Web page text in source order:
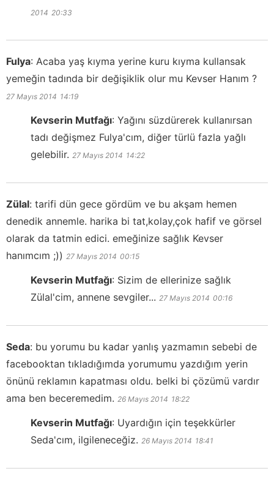
2014 20:33
Fulya: Acaba yaş kıyma yerine kuru kıyma kullansak
yemeğin tadında bir değişiklik olur mu Kevser Hanım ?
27 Mayıs 2014 14:19
Kevserin Mutfağı: Yağını süzdürerek kullanırsan
tadı değişmez Fulya'cım, diğer türlü fazla yağlı
gelebilir. 27 Mayıs 2014 14:22
Zülal: tarifi dün gece gördüm ve bu akşam hemen
denedik annemle. harika bi tat,kolay,çok hafif ve görsel
olarak da tatmin edici. emeğinize sağlık Kevser
hanımcım ;)) 27 Mayıs 2014 00:15
Kevserin Mutfağı: Sizim de ellerinize sağlık
Zülal'cim, annene sevgiler... 27 Mayıs 2014 00:16
Seda: bu yorumu bu kadar yanlış yazmamın sebebi de
facebooktan tıkladığımda yorumumu yazdığım yerin
önünü reklamın kapatması oldu. belki bi çözümü vardır
ama ben beceremedim. 26 Mayıs 2014 18:22
Kevserin Mutfağı: Uyardığın için teşekkürler
Seda'cım, ilgileneceğiz. 26 Mayıs 2014 18:41